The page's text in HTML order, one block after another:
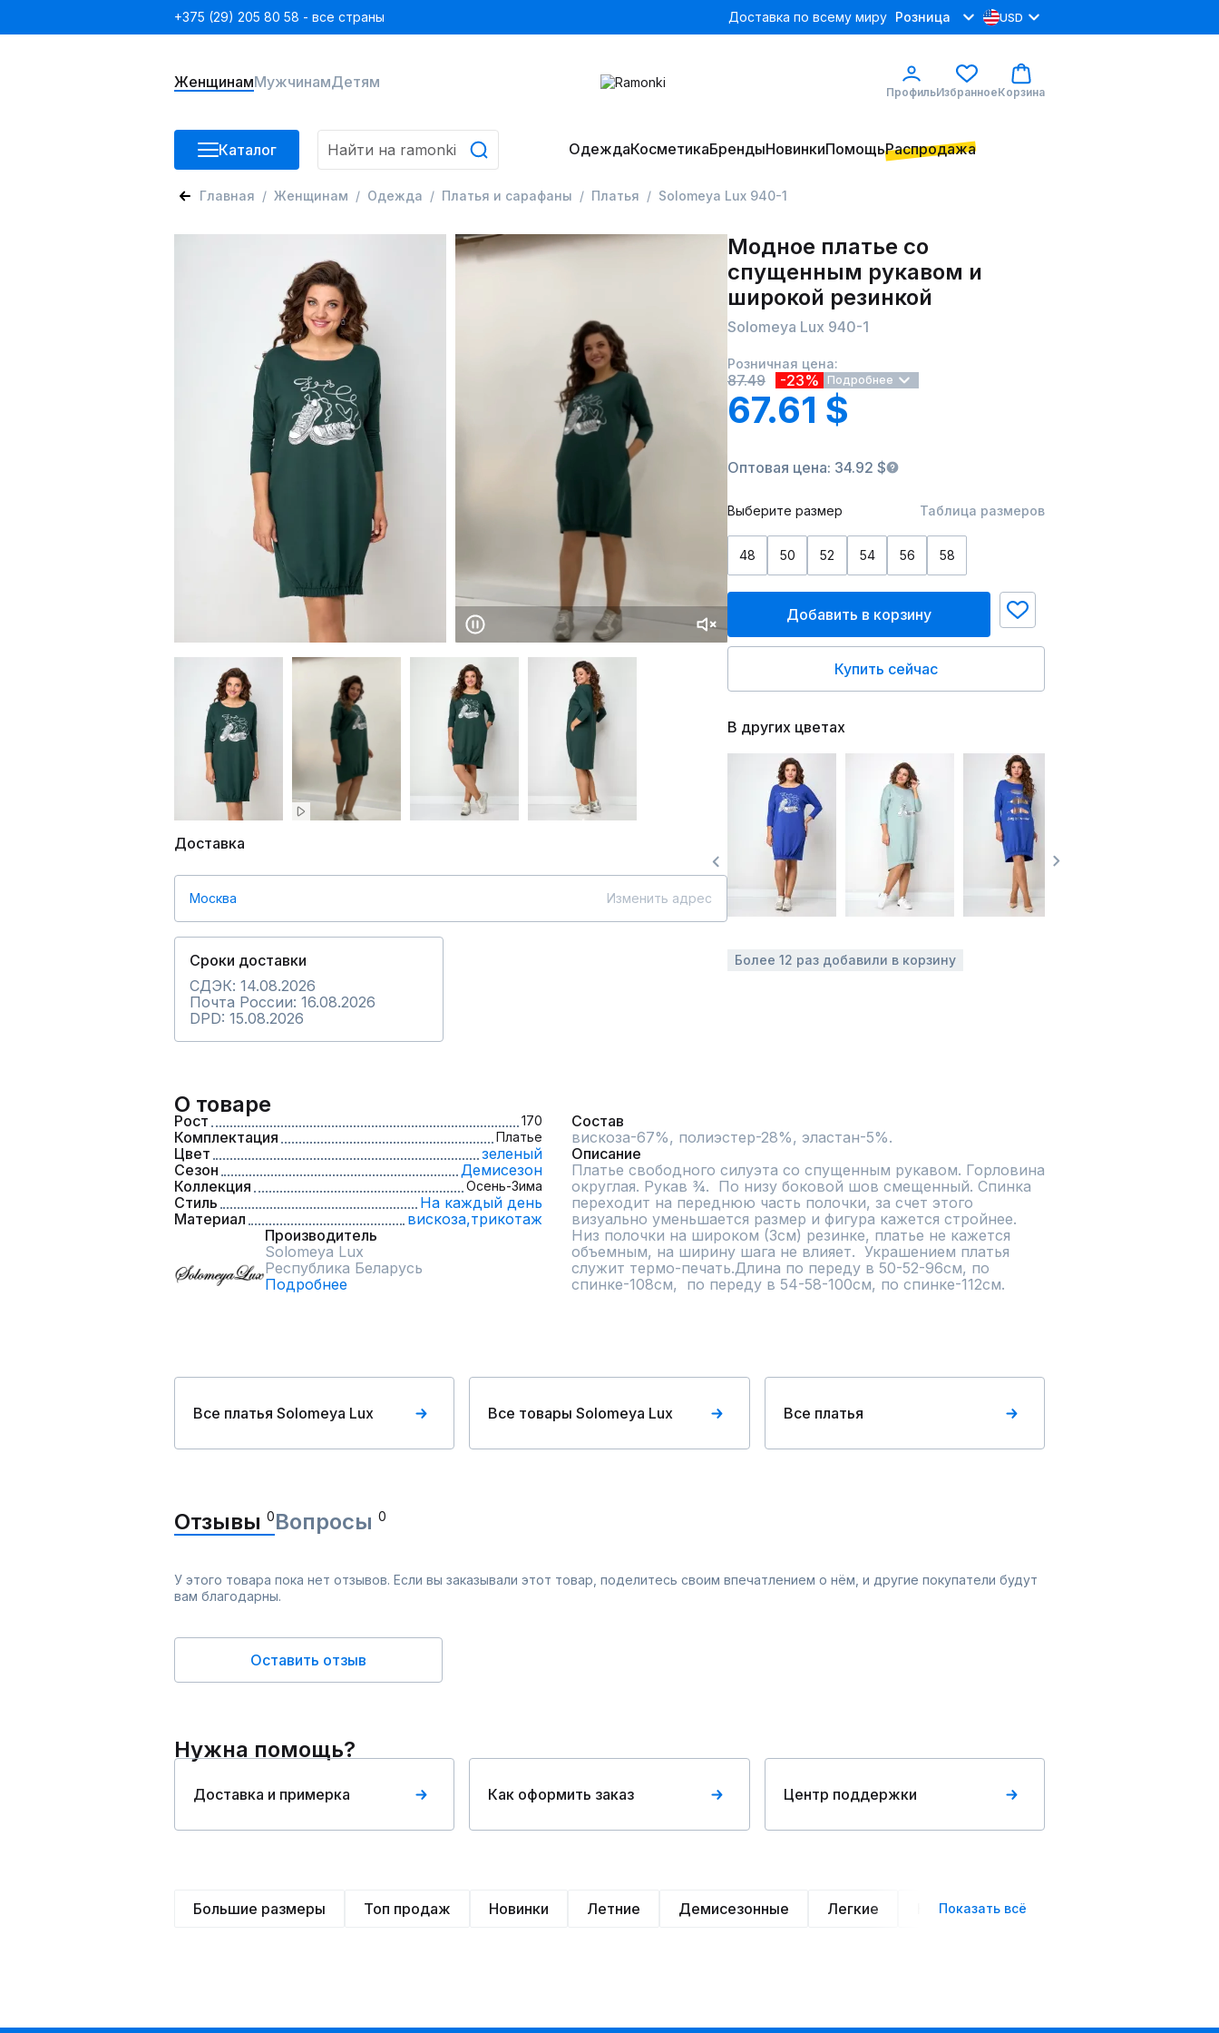
+375 (29) 205 80 58 - все страны Доставка по всему миру Розница USD
ЖенщинамМужчинамДетям
ПрофильИзбранноеКорзина
Каталог ОдеждаКосметикаБрендыНовинкиПомощьРаспродажа
Главная Женщинам Одежда Платья и сарафаны Платья Solomeya Lux 940-1
Доставка
Москва Изменить адрес
Сроки доставки
СДЭК: 14.08.2026
Почта России: 16.08.2026
DPD: 15.08.2026
Модное платье со
спущенным рукавом и
широкой резинкой
Solomeya Lux 940-1
Розничная цена:
87.49 -23% Подробнее
67.61 $
Оптовая цена: 34.92 $
Выберите размер Таблица размеров
48 50 52 54 56 58
Добавить в корзину
Купить сейчас
В других цветах
Более 12 раз добавили в корзину
О товаре
Рост 170
Комплектация Платье
Цвет
зеленый
Сезон
Демисезон
Коллекция
Осень-Зима
Стиль
На каждый день
Материал
вискоза,трикотаж
Производитель
Solomeya Lux
Республика Беларусь
Подробнее
Состав
вискоза-67%, полиэстер-28%, эластан-5%.
Описание
Платье свободного силуэта со спущенным рукавом. Горловина
округлая. Рукав ¾.  По низу боковой шов смещенный. Спинка
переходит на переднюю часть полочки, за счет этого
визуально уменьшается размер и фигура кажется стройнее.
Низ полочки на широком (3см) резинке, платье не кажется
объемным, на ширину шага не влияет.  Украшением платья
служит термо-печать.Длина по переду в 50-52-96см, по
спинке-108см,  по переду в 54-58-100см, по спинке-112см.
Все платья Solomeya Lux Все товары Solomeya Lux Все платья
Отзывы 0Вопросы 0
У этого товара пока нет отзывов. Если вы заказывали этот товар, поделитесь своим впечатлением о нём, и другие покупатели будут
вам благодарны.
Оставить отзыв
Нужна помощь?
Доставка и примерка Как оформить заказ Центр поддержки
Большие размеры Топ продаж Новинки Летние Демисезонные Легкие Нарядные
Показать всё